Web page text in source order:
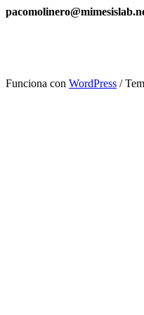
Funciona con WordPress /